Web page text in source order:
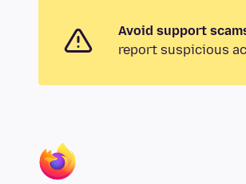
Avoid support
report suspicious